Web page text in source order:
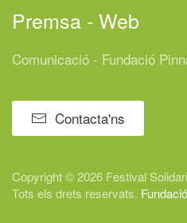
Premsa - Web
Comunicació - Fundació
Contacta'ns
Copyright © 2026 Festival Solidari
Tots els drets reservats.